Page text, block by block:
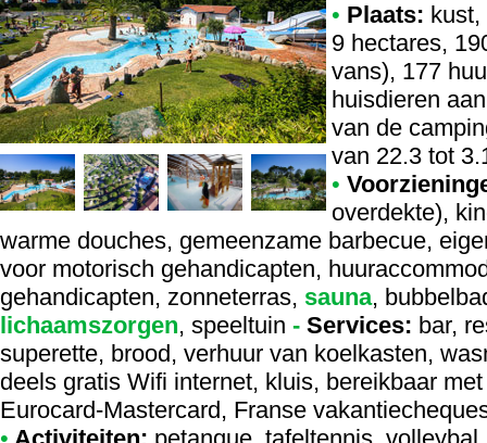
• Plaats: kust,
9 hectares,
vans), 177
huisdieren
van de
van 22.3 tot
•
overdekte),
warme douches, gemeenzame barbecue,
voor motorisch gehandicapten,
gehandicapten, zonneterras, sauna,
lichaamszorgen, speeltuin - Services: bar,
superette, brood, verhuur van koelkasten,
deels gratis Wifi internet, kluis, bereikbaar
Eurocard-Mastercard, Franse